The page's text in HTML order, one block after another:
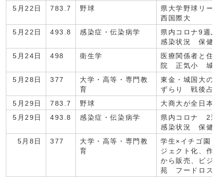
5月22日
783.7 野球
県大学野球リ
西国際大
5月22日
493.8 感染症・伝染病学
県内コロナ9週
感染状況 保健
5月24日
498 衛生学
医療関係者と
院 正気小 城
5月28日
377
大学・高等・専門教
育
東金・城国大
ずらり 戦後占
5月29日
783.7 野球
大商大が全日
5月29日
493.8 感染症・伝染病学
県内コロナ 2
感染状況 保健
5月8日
377
大学・高等・専門教
育
学生×イチゴ園
ジェクト化、
から販売、ビ
苑 フードロス